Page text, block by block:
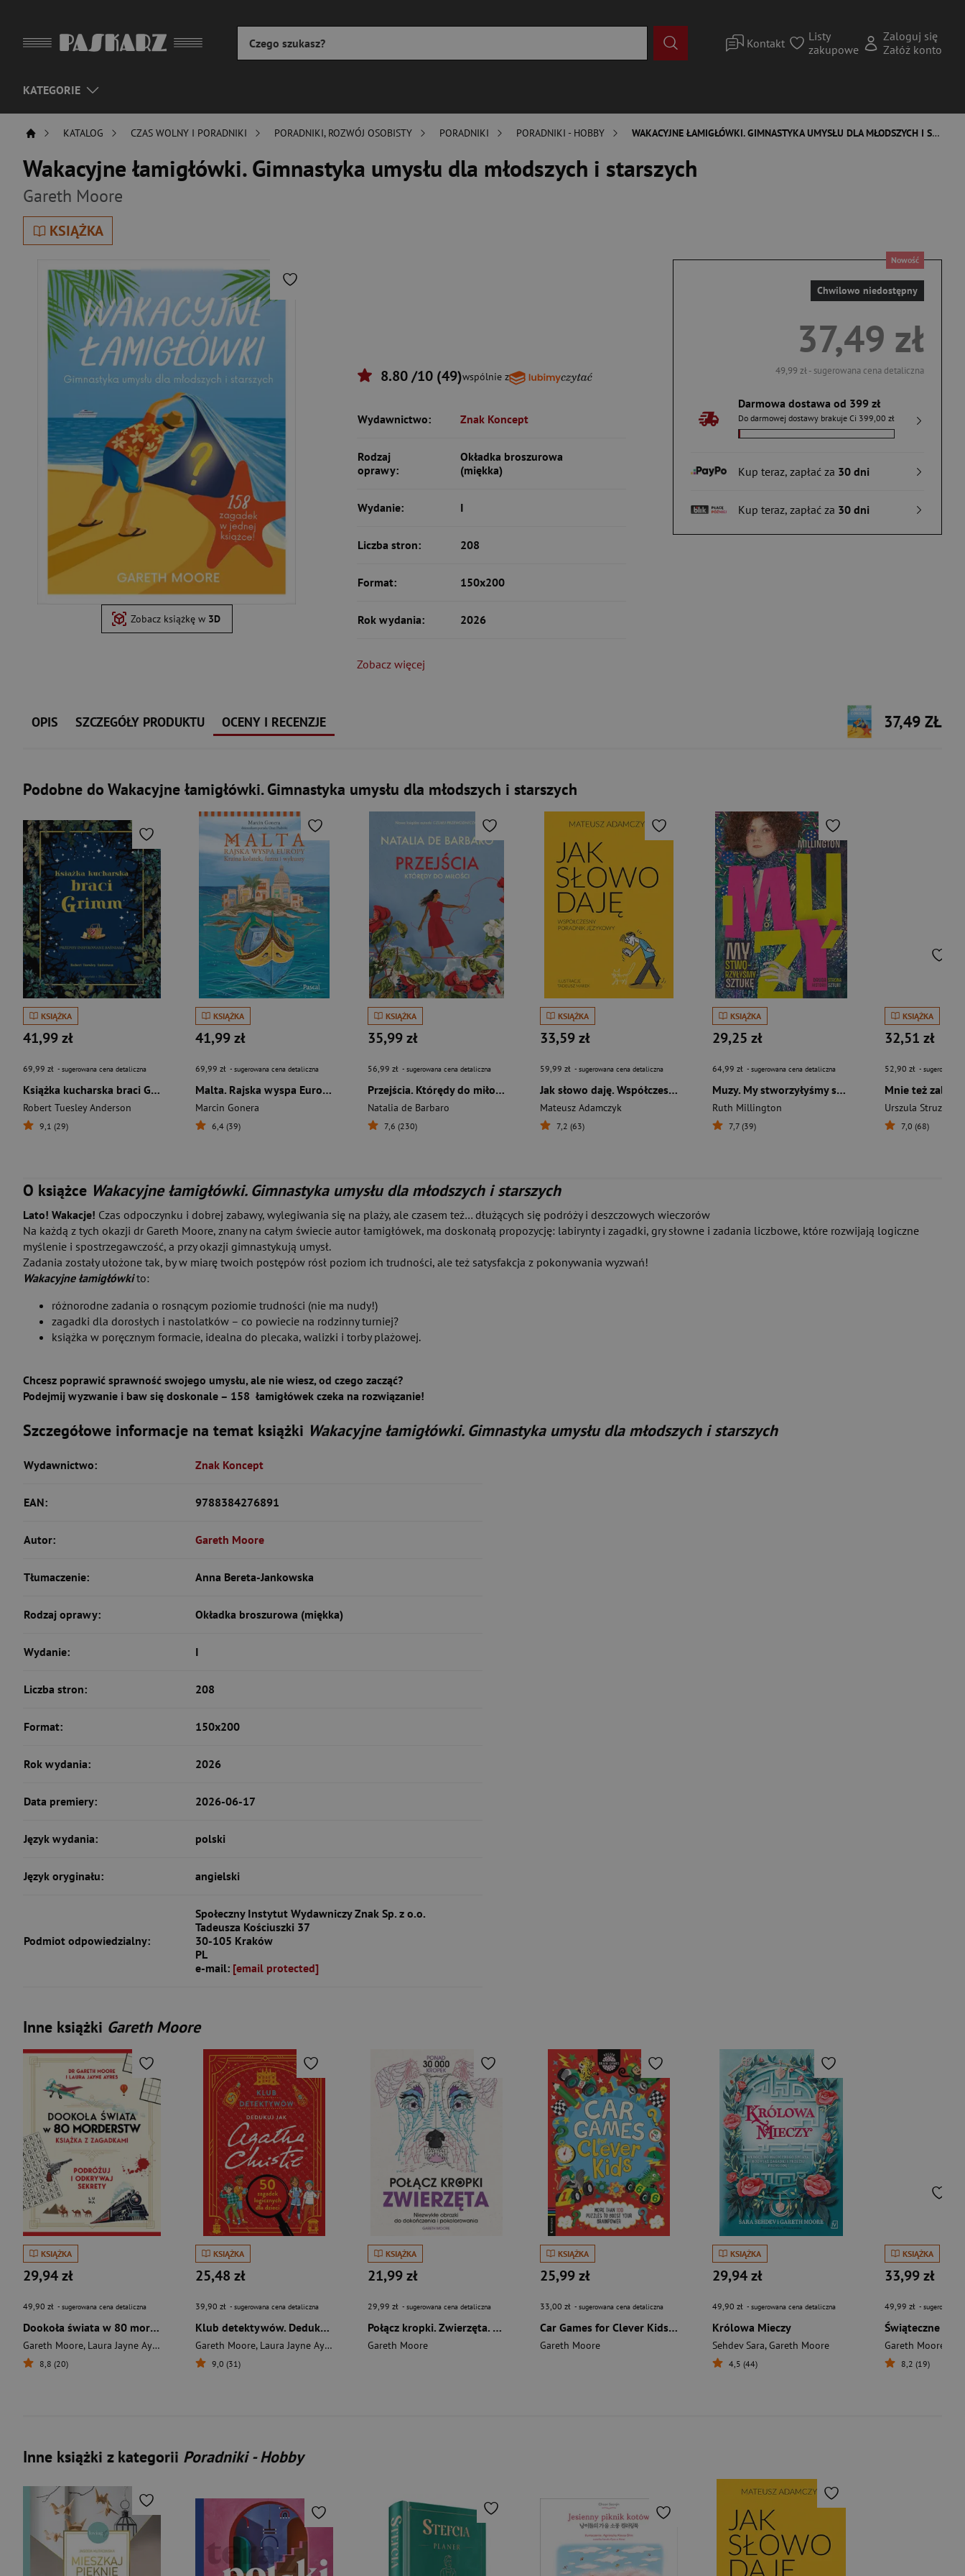
Kontakt
Listy
zakupowe
Zaloguj się
Załóż konto
KATEGORIE
KATALOG CZAS WOLNY I PORADNIKI PORADNIKI, ROZWÓJ OSOBISTY PORADNIKI PORADNIKI - HOBBY WAKACYJNE ŁAMIGŁÓWKI. GIMNASTYKA UMYSŁU DLA MŁODSZYCH I STARSZYCH
Wakacyjne łamigłówki. Gimnastyka umysłu dla młodszych i starszych
Gareth Moore
KSIĄŻKA
Zobacz książkę w 3D
Nowość
Chwilowo niedostępny
37,49 zł
49,99 zł- sugerowana cena detaliczna
Darmowa dostawa od 399 zł
Do darmowej dostawy brakuje Ci 399,00 zł
Kup teraz, zapłać za 30 dni
Kup teraz, zapłać za 30 dni
8.80 /10 (49)wspólnie z
Wydawnictwo: Znak Koncept
Rodzaj
oprawy:
Okładka broszurowa
(miękka)
Wydanie: I
Liczba stron: 208
Format: 150x200
Rok wydania: 2026
Zobacz więcej
OPIS SZCZEGÓŁY PRODUKTU OCENY I RECENZJE 37,49 ZŁ
Podobne do Wakacyjne łamigłówki. Gimnastyka umysłu dla młodszych i starszych
KSIĄŻKA
41,99 zł
69,99 zł - sugerowana cena detaliczna
Książka kucharska braci Grimm Przepisy inspirowane baśniami
Robert Tuesley Anderson
9,1 (29)
KSIĄŻKA
41,99 zł
69,99 zł - sugerowana cena detaliczna
Malta. Rajska wyspa Europy. Kraina kołatek, luzzu i wykuszy
Marcin Gonera
6,4 (39)
KSIĄŻKA
35,99 zł
56,99 zł - sugerowana cena detaliczna
Przejścia. Którędy do miłości
Natalia de Barbaro
7,6 (230)
KSIĄŻKA
33,59 zł
59,99 zł - sugerowana cena detaliczna
Jak słowo daję. Współczesny poradnik językowy
Mateusz Adamczyk
7,2 (63)
KSIĄŻKA
29,25 zł
64,99 zł - sugerowana cena detaliczna
Muzy. My stworzyłyśmy sztukę
Ruth Millington
7,7 (39)
KSIĄŻKA
32,51 zł
52,90 zł - sugerowana
7,0 (68)
O książce Wakacyjne łamigłówki. Gimnastyka umysłu dla młodszych i starszych
Lato! Wakacje! Czas odpoczynku i dobrej zabawy, wylegiwania się na plaży, ale czasem też… dłużących się podróży i deszczowych wieczorów
Na każdą z tych okazji dr Gareth Moore, znany na całym świecie autor łamigłówek, ma doskonałą propozycję: labirynty i zagadki, gry słowne i zadania liczbowe, które rozwijają logiczne
myślenie i spostrzegawczość, a przy okazji gimnastykują umysł.
Zadania zostały ułożone tak, by w miarę twoich postępów rósł poziom ich trudności, ale też satysfakcja z pokonywania wyzwań!
Wakacyjne łamigłówkito:
różnorodne zadania o rosnącym poziomie trudności (nie ma nudy!)
zagadki dla dorosłych i nastolatków – co powiecie na rodzinny turniej?
książka w poręcznym formacie, idealna do plecaka, walizki i torby plażowej.
Chcesz poprawić sprawność swojego umysłu, ale nie wiesz, od czego zacząć?
Podejmij wyzwanie i baw się doskonale – 158 łamigłówek czeka na rozwiązanie!
Szczegółowe informacje na temat książki Wakacyjne łamigłówki. Gimnastyka umysłu dla młodszych i starszych
Wydawnictwo: Znak Koncept
EAN: 9788384276891
Autor: Gareth Moore
Tłumaczenie: Anna Bereta-Jankowska
Rodzaj oprawy: Okładka broszurowa (miękka)
Wydanie: I
Liczba stron: 208
Format: 150x200
Rok wydania: 2026
Data premiery: 2026-06-17
Język wydania: polski
Język oryginału: angielski
Podmiot odpowiedzialny:
Społeczny Instytut Wydawniczy Znak Sp. z o.o.
Tadeusza Kościuszki 37
30-105 Kraków
PL
e-mail: [email protected]
Inne książki Gareth Moore
KSIĄŻKA
29,94 zł
49,90 zł - sugerowana cena detaliczna
Dookoła świata w 80 morderstw
Gareth Moore, Laura Jayne Ayres
8,8 (20)
KSIĄŻKA
25,48 zł
39,90 zł - sugerowana cena detaliczna
Klub detektywów. Dedukuj jak Agatha Christie
Gareth Moore, Laura Jayne Ayres
9,0 (31)
KSIĄŻKA
21,99 zł
29,99 zł - sugerowana cena detaliczna
Połącz kropki. Zwierzęta. Niezwykłe obrazki do dokończenia i pokolorowania
Gareth Moore
KSIĄŻKA
25,99 zł
33,00 zł - sugerowana cena detaliczna
Car Games for Clever Kids. More than 100 Travel Puzzles to Boost Your Brainpower
Gareth Moore
KSIĄŻKA
29,94 zł
49,90 zł - sugerowana cena detaliczna
Królowa Mieczy
Sehdev Sara,Gareth Moore
4,5 (44)
KSIĄŻKA
33,99 zł
49,99 zł - sugerowana
Gareth Moore
8,2 (19)
Inne książki z kategorii Poradniki - Hobby